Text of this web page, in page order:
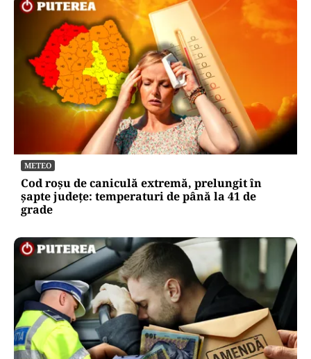
ACTUALITATE
Legea prosumatorilor schimbă regulile pe piața
energetică. Simona Bucura Oprescu: „Este una
dintre cele mai importante schimbări”